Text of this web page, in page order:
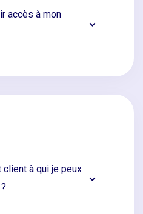
accès à mon
à qui je peux